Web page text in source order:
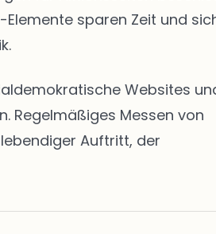
sparen Zeit und
Websites
Regelmäßiges Messen von
Auftritt, der